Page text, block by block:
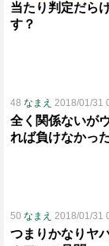
当たり判定だら
す？
48 なまえ 2018/01/31
全く関係ないが
れば負けなかっ
50 なまえ 2018/01/31
つまりかなりヤ